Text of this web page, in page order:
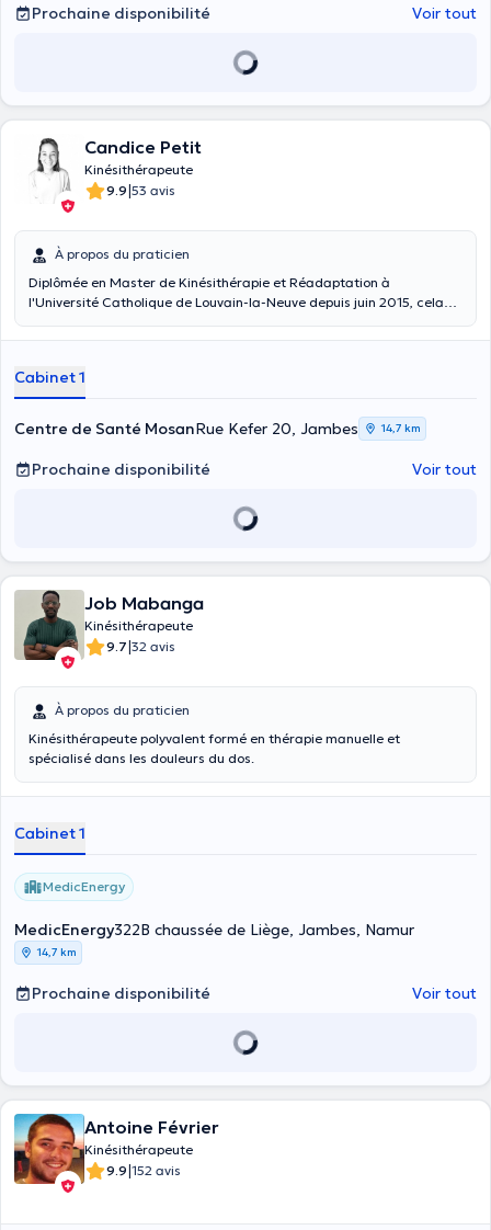
Prochaine disponibilité Voir tout
Candice Petit
Kinésithérapeute
9.9|53 avis
À propos du praticien
Diplômée en Master de Kinésithérapie et Réadaptation à
l'Université Catholique de Louvain-la-Neuve depuis juin 2015, cela
meilleurs soins. Je vous accueille au sein d'un cabinet récemment
nécessaire à vos besoins. Je me déplace également à domicile.
Conventionnée, je propose les tarifs les plus intéressants.
Cabinet 1
Centre de Santé MosanRue Kefer 20, Jambes 14,7 km
Prochaine disponibilité Voir tout
Job Mabanga
Kinésithérapeute
9.7|32 avis
À propos du praticien
Kinésithérapeute polyvalent formé en thérapie manuelle et
spécialisé dans les douleurs du dos.
Cabinet 1
MedicEnergy
MedicEnergy322B chaussée de Liège, Jambes, Namur
14,7 km
Prochaine disponibilité Voir tout
Antoine Février
Kinésithérapeute
9.9|152 avis